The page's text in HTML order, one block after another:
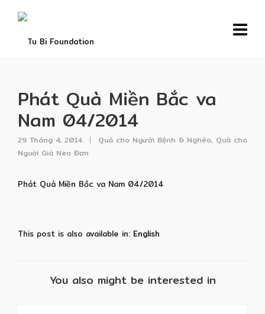
Phát Quà Miền Bắc va
Nam 04/2014
29 Tháng 4, 2014 Quà cho Người Bệnh & Nghèo, Quà cho
Nguời Già Neo Đơn
Phát Quà Miền Bắc va Nam 04/2014
This post is also available in: English
You also might be interested in